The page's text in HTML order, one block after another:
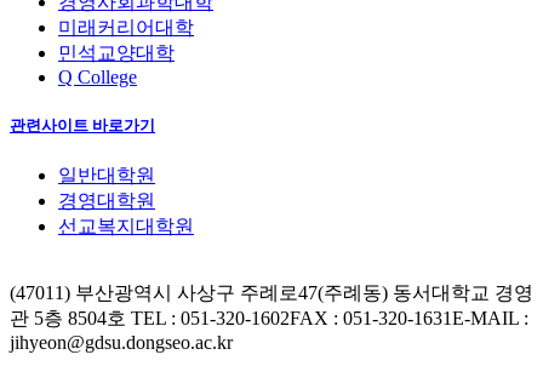
미래커리어대학
민석교양대학
Q College
관련사이트 바로가기
일반대학원
경영대학원
선교복지대학원
(47011) 부산광역시 사상구 주례로47(주례동) 동서대학교 경영
관 5층 8504호 TEL : 051-320-1602FAX : 051-320-1631E-MAIL :
jihyeon@gdsu.dongseo.ac.kr